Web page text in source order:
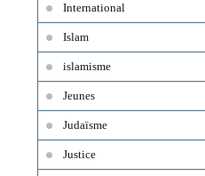
International
Islam
islamisme
Jeunes
Judaïsme
Justice